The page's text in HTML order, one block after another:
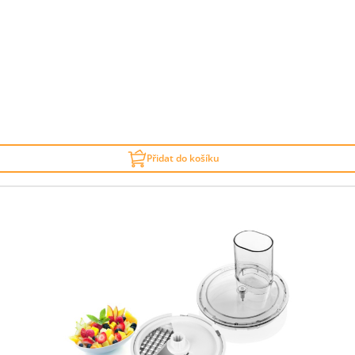
Přidat do košíku